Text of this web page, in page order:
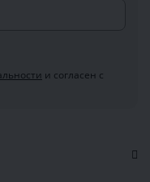
и согласен с